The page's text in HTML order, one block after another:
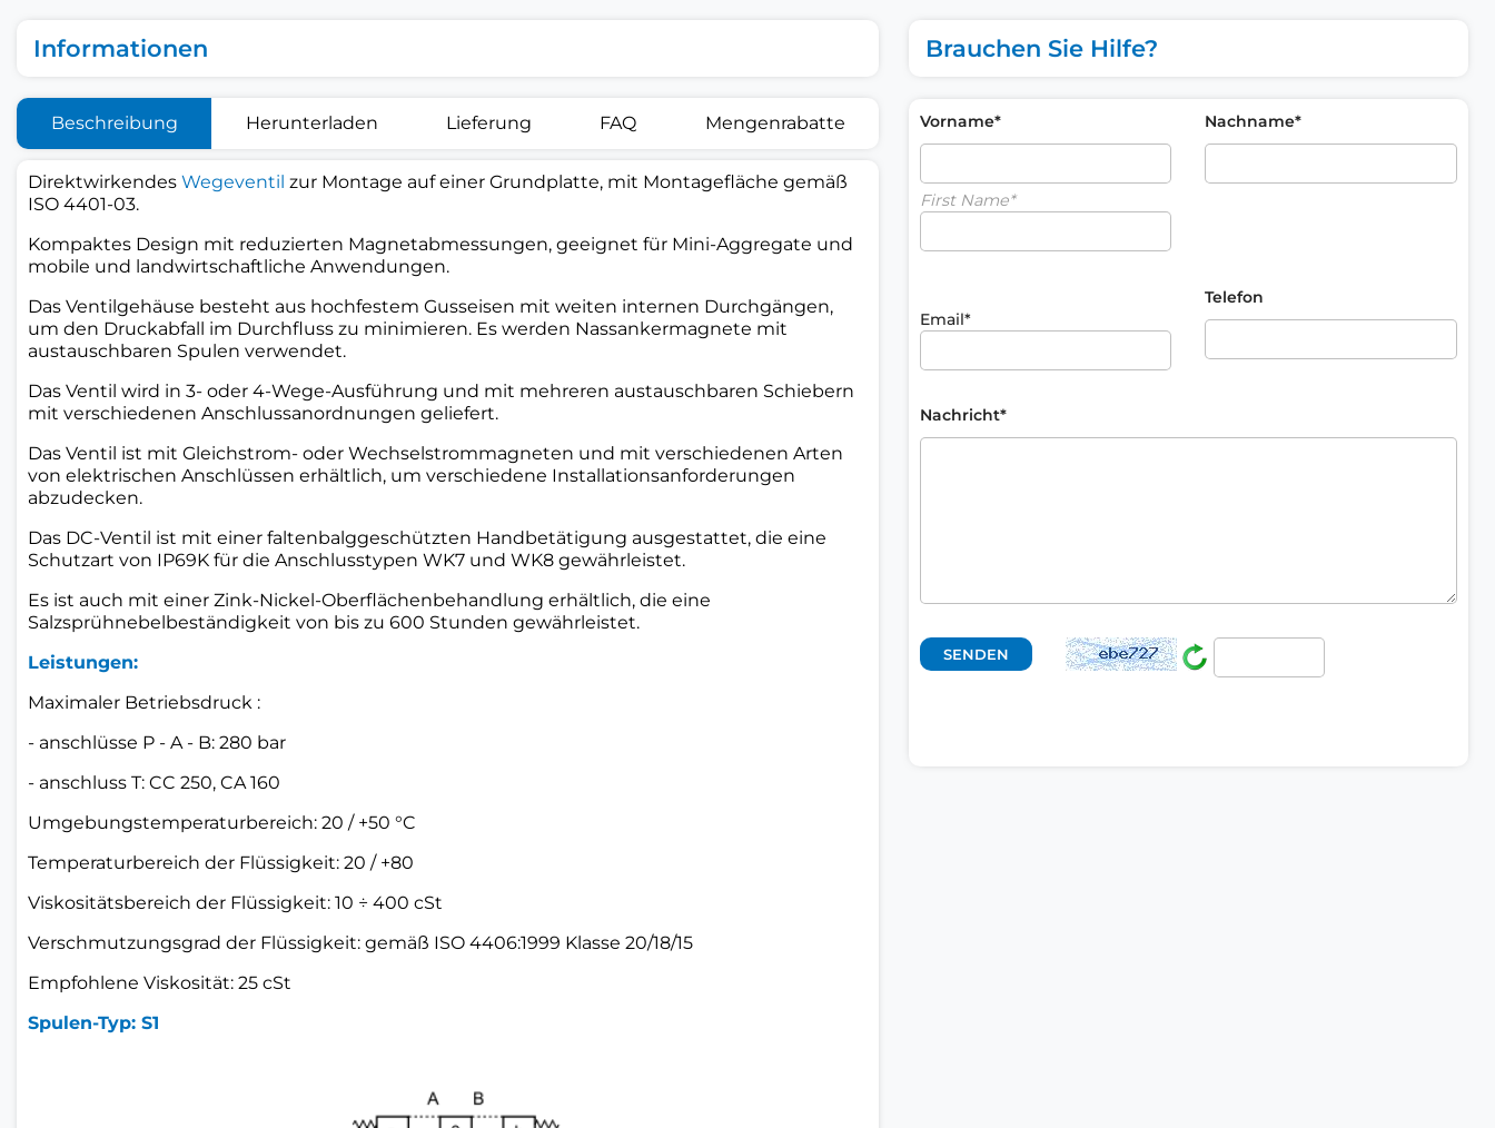
Informationen
Beschreibung Herunterladen Lieferung FAQ Mengenrabatte
Direktwirkendes Wegeventil zur Montage auf einer Grundplatte, mit Montagefläche gemäß
ISO 4401-03.
Kompaktes Design mit reduzierten Magnetabmessungen, geeignet für Mini-Aggregate und
mobile und landwirtschaftliche Anwendungen.
Das Ventilgehäuse besteht aus hochfestem Gusseisen mit weiten internen Durchgängen,
um den Druckabfall im Durchfluss zu minimieren. Es werden Nassankermagnete mit
austauschbaren Spulen verwendet.
Das Ventil wird in 3- oder 4-Wege-Ausführung und mit mehreren austauschbaren Schiebern
mit verschiedenen Anschlussanordnungen geliefert.
Das Ventil ist mit Gleichstrom- oder Wechselstrommagneten und mit verschiedenen Arten
von elektrischen Anschlüssen erhältlich, um verschiedene Installationsanforderungen
abzudecken.
Das DC-Ventil ist mit einer faltenbalggeschützten Handbetätigung ausgestattet, die eine
Schutzart von IP69K für die Anschlusstypen WK7 und WK8 gewährleistet.
Es ist auch mit einer Zink-Nickel-Oberflächenbehandlung erhältlich, die eine
Salzsprühnebelbeständigkeit von bis zu 600 Stunden gewährleistet.
Leistungen:
Maximaler Betriebsdruck :
- anschlüsse P - A - B: 280 bar
- anschluss T: CC 250, CA 160
Umgebungstemperaturbereich: 20 / +50 °C
Temperaturbereich der Flüssigkeit: 20 / +80
Viskositätsbereich der Flüssigkeit: 10 ÷ 400 cSt
Verschmutzungsgrad der Flüssigkeit: gemäß ISO 4406:1999 Klasse 20/18/15
Empfohlene Viskosität: 25 cSt
Spulen-Typ: S1
Brauchen Sie Hilfe?
Vorname*
First Name*
Nachname*
Email*
Telefon
Nachricht*